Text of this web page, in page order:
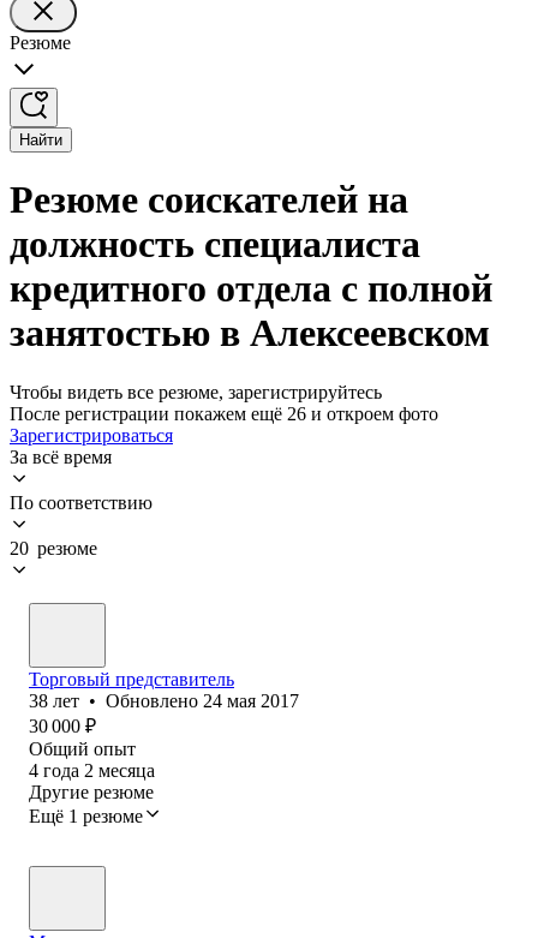
Резюме
Найти
Резюме соискателей на
должность специалиста
кредитного отдела с полной
занятостью в Алексеевском
Чтобы видеть все резюме, зарегистрируйтесь
После регистрации покажем ещё 26 и откроем фото
Зарегистрироваться
За всё время
По соответствию
20 резюме
Торговый представитель
38 лет • Обновлено 24 мая 2017
30 000 ₽
Общий опыт
4 года 2 месяца
Другие резюме
Ещё 1 резюме